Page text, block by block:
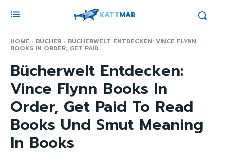
KATTMAR
HOME BÜCHER BÜCHERWELT ENTDECKEN: VINCE FLYNN
BOOKS IN ORDER, GET PAID...
Bücherwelt Entdecken:
Vince Flynn Books In
Order, Get Paid To Read
Books Und Smut Meaning
In Books